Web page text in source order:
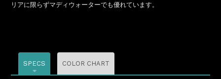
リアに限らずマディウォーターでも優れています。
SPECS COLOR CHART